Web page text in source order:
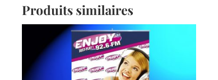
Produits similaires